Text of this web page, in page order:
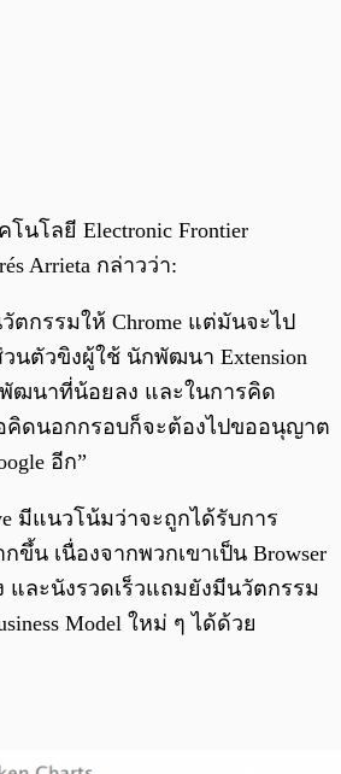
นโลยี Electronic Frontier
Arrieta กล่าวว่า:
วัตกรรมให้ Chrome แต่มันจะไป
นตัวขิงผู้ใช้ นักพัฒนา Extension
ฒนาที่น้อยลง และในการคิด
คิดนอกกรอบก็จะต้องไปขออนุญาต
อีก”
มีแนวโน้มว่าจะถูกได้รับการ
ขึ้น เนื่องจากพวกเขาเป็น Browser
และนังรวดเร็วแถมยังมีนวัตกรรม
Model ใหม่ ๆ ได้ด้วย